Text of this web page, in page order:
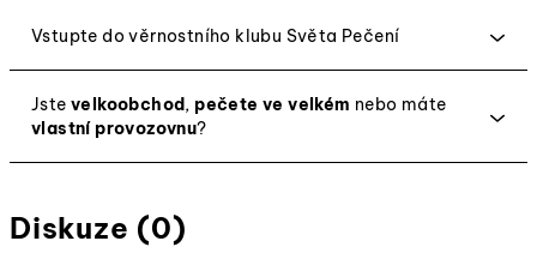
Vstupte do věrnostního klubu Světa Pečení
Jste velkoobchod, pečete ve velkém nebo máte
vlastní provozovnu?
Diskuze (0)